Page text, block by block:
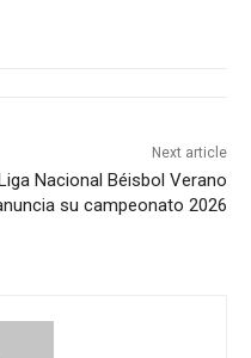
Next article
Liga Nacional Béisbol Verano
su campeonato 2026